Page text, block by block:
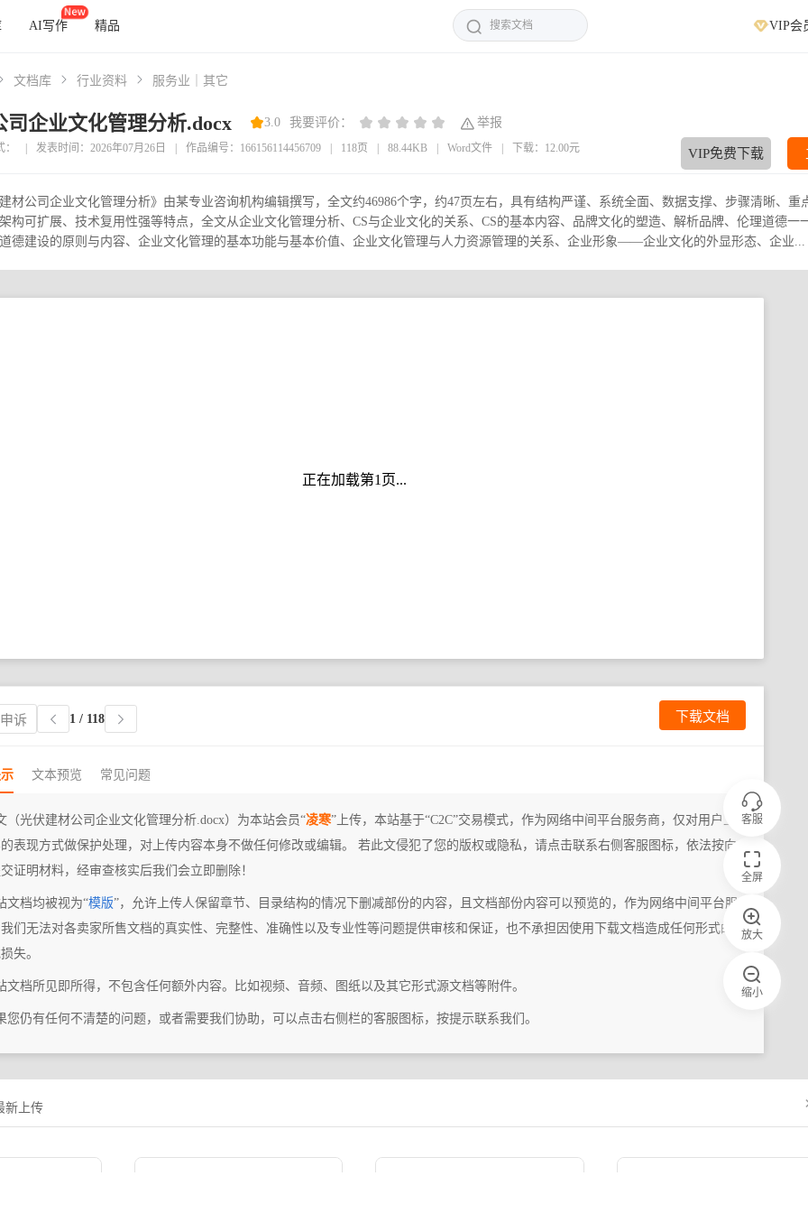
AI写作 精品 VIP会
文档库 行业资料 服务业｜其它
司企业文化管理分析.docx 3.0 我要评价： 举报
发表时间：2026年07月26日 作品编号：166156114456709 118页 88.44KB Word文件 下载：12.00元 VIP免费下载
材公司企业文化管理分析》由某专业咨询机构编辑撰写，全文约46986个字，约47页左右，具有结构严谨、系统全面、数据支撑、步骤清晰、重
构可扩展、技术复用性强等特点，全文从企业文化管理分析、CS与企业文化的关系、CS的基本内容、品牌文化的塑造、解析品牌、伦理道德一
德建设的原则与内容、企业文化管理的基本功能与基本价值、企业文化管理与人力资源管理的关系、企业形象——企业文化的外显形态、企业...
正在加载第1页...
客服
全屏
放大
缩小
诉 1 / 118 下载文档
文本预览 常见问题
（光伏建材公司企业文化管理分析.docx）为本站会员“凌寒”上传，本站基于“C2C”交易模式，作为网络中间平台服务商，仅对用户上
表现方式做保护处理，对上传内容本身不做任何修改或编辑。 若此文侵犯了您的版权或隐私，请点击联系右侧客服图标，依法按向
证明材料，经审查核实后我们会立即删除！
文档均被视为“模版”，允许上传人保留章节、目录结构的情况下删减部份的内容，且文档部份内容可以预览的，作为网络中间平台服
们无法对各卖家所售文档的真实性、完整性、准确性以及专业性等问题提供审核和保证，也不承担因使用下载文档造成任何形式的
失。
文档所见即所得，不包含任何额外内容。比如视频、音频、图纸以及其它形式源文档等附件。
您仍有任何不清楚的问题，或者需要我们协助，可以点击右侧栏的客服图标，按提示联系我们。
新上传